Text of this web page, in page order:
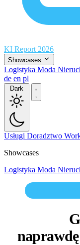
KI Report 2026
Showcases
Logistyka Moda
de en pl
Dark
Usługi Doradztwo
Showcases
Logistyka Moda